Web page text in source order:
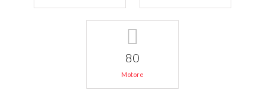
80
Motore